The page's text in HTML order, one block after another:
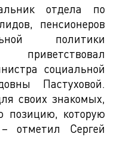
отдела по
пенсионеров
политики
социальной
Пастуховой.
своих знакомых,
позицию, которую
отметил Сергей